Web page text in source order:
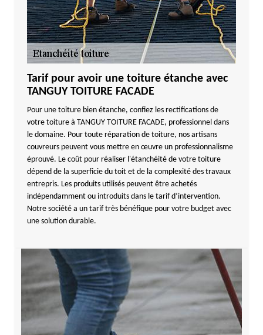
Tarif pour avoir une toiture étanche avec
TANGUY TOITURE FACADE
Pour une toiture bien étanche, confiez les rectifications de
votre toiture à TANGUY TOITURE FACADE, professionnel dans
le domaine. Pour toute réparation de toiture, nos artisans
couvreurs peuvent vous mettre en œuvre un professionnalisme
éprouvé. Le coût pour réaliser l'étanchéité de votre toiture
dépend de la superficie du toit et de la complexité des travaux
entrepris. Les produits utilisés peuvent être achetés
indépendamment ou introduits dans le tarif d’intervention.
Notre société a un tarif très bénéfique pour votre budget avec
une solution durable.